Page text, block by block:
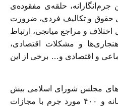
حلقه‌ی مفقوده‌ی
حقوق و تکالیف فردی، ضرورت
و مراجع میانجی، ارتباط
و مشکلات اقتصادی،
و اقتصادی و… برخی از این
مجلس شورای اسلامی بیش
از یکهزار و ۲۰۰ عنوانِ مجرمانه و ۴۰۰ مورد جرم با مجازات